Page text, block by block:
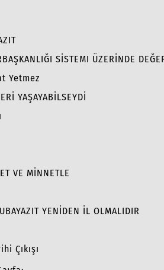
SİSTEMI ÜZERİNDE
Yetmez
YAŞAYABİLSEYDİ
VE MİNNETLE
YENİDEN İL OLMALIDIR
Çıkışı